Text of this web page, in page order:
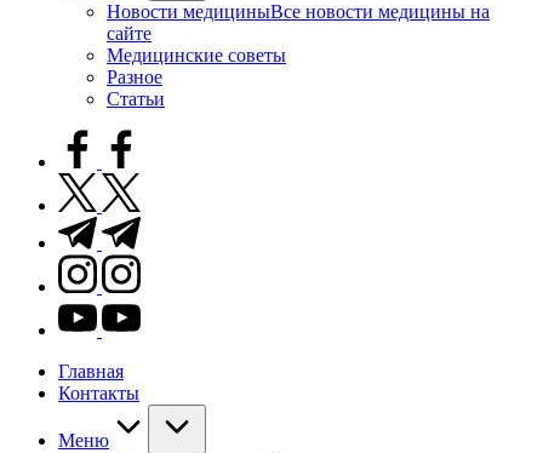
Новости медициныВсе новости медицины на
сайте
Медицинские советы
Разное
Статьи
facebook.com
twitter.com
t.me
instagram.com
youtube.com
Главная
Контакты
Меню